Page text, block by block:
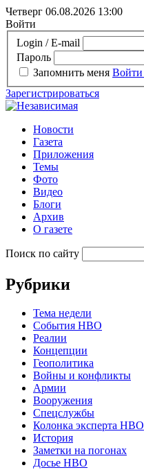
Четверг 06.08.2026 13:00
Войти
Login / E-mail
Пароль
Запомнить меня Войти
Зарегистрироваться
Новости
Газета
Приложения
Темы
Фото
Видео
Блоги
Архив
О газете
Поиск по сайту
Рубрики
Тема недели
События НВО
Реалии
Концепции
Геополитика
Войны и конфликты
Армии
Вооружения
Спецслужбы
Колонка эксперта НВО
История
Заметки на погонах
Досье НВО